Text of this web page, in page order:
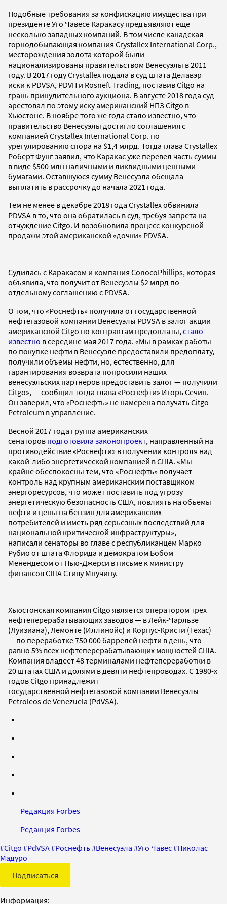
Подобные требования за конфискацию имущества при
президенте Уго Чавесе Каракасу предъявляют еще
несколько западных компаний. В том числе канадская
горнодобывающая компания Crystallex International Corp.,
месторождения золота которой были
национализированы правительством Венесуэлы в 2011
году. В 2017 году Crystallex подала в суд штата Делавэр
иски к PDVSA, PDVH и Rosneft Trading, поставив Citgo на
грань принудительного аукциона. В августе 2018 года суд
арестовал по этому иску американский НПЗ Citgo в
Хьюстоне. В ноябре того же года стало известно, что
правительство Венесуэлы достигло соглашения с
компанией Crystallex International Corp. по
урегулированию спора на $1,4 млрд. Тогда глава Crystallex
Роберт Фунг заявил, что Каракас уже перевел часть суммы
в виде $500 млн наличными и ликвидными ценными
бумагами. Оставшуюся сумму Венесуэла обещала
выплатить в рассрочку до начала 2021 года.
Тем не менее в декабре 2018 года Crystallex обвинила
PDVSA в то, что она обратилась в суд, требуя запрета на
отчуждение Citgo. И возобновила процесс конкурсной
продажи этой американской «дочки» PDVSA.
Судилась с Каракасом и компания ConocoPhillips, которая
объявила, что получит от Венесуэлы $2 млрд по
отдельному соглашению с PDVSA.
О том, что «Роснефть» получила от государственной
нефтегазовой компании Венесуэлы PDVSA в залог акции
американской Citgo по контрактам предоплаты, стало
известно в середине мая 2017 года. «Мы в рамках работы
по покупке нефти в Венесуэле предоставили предоплату,
получили объемы нефти, но, естественно, для
гарантирования возврата попросили наших
венесуэльских партнеров предоставить залог — получили
Citgo», — сообщил тогда глава «Роснефти» Игорь Сечин.
Он заверил, что «Роснефть» не намерена получать Citgo
Petroleum в управление.
Весной 2017 года группа американских
сенаторов подготовила законопроект, направленный на
противодействие «Роснефти» в получении контроля над
какой-либо энергетической компанией в США. «Мы
крайне обеспокоены тем, что «Роснефть» получает
контроль над крупным американским поставщиком
энергоресурсов, что может поставить под угрозу
энергетическую безопасность США, повлиять на объемы
нефти и цены на бензин для американских
потребителей и иметь ряд серьезных последствий для
национальной критической инфраструктуры», —
написали сенаторы во главе с республиканцем Марко
Рубио от штата Флорида и демократом Бобом
Менендесом от Нью-Джерси в письме к министру
финансов США Стиву Мнучину.
Хьюстонская компания Citgo является оператором трех
нефтеперерабатывающих заводов — в Лейк-Чарльзе
(Луизиана), Лемонте (Иллинойс) и Корпус-Кристи (Техас)
— по переработке 750 000 баррелей нефти в день, что
равно 5% всех нефтеперерабатывающих мощностей США.
Компания владеет 48 терминалами нефтепереработки в
20 штатах США и долями в девяти нефтепроводах. С 1980-х
годов Citgo принадлежит
государственной нефтегазовой компании Венесуэлы
Petroleos de Venezuela (PdVSA).
Редакция Forbes
Редакция Forbes
#Citgo #PdVSA#Роснефть#Венесуэла #Уго Чавес#Николас
Мадуро
Подписаться
Информация: